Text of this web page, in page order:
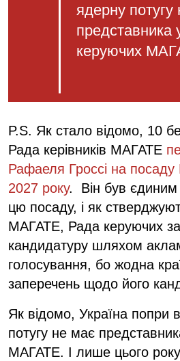
ядерну потугу
представника
керуючих
P.S. Як стало відомо, 10
Рада керівників МАГАТЕ
Рафаеля Гроссі на
2027 року. Він був
цю посаду, і як
МАГАТЕ, Рада керуючих
кандидатуру шляхом
голосування, бо жодна
заперечень щодо його
Як відомо, Україна попри
потугу не має
МАГАТЕ. І лише цього року